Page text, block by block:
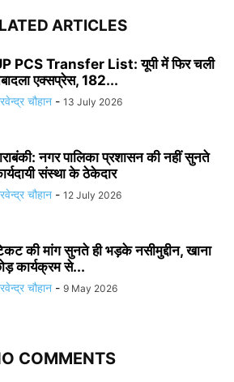
ARTICLES
PCS Transfer List: यूपी में फिर चली
एक्सप्रेस, 182...
चौहान - 13 July 2026
नगर पालिका प्रशासन की नहीं सुनते
संस्था के ठेकेदार
चौहान - 12 July 2026
की मांग सुनते ही भड़के नसीमुद्दीन, खाना
कार्यक्रम से...
चौहान - 9 May 2026
COMMENTS